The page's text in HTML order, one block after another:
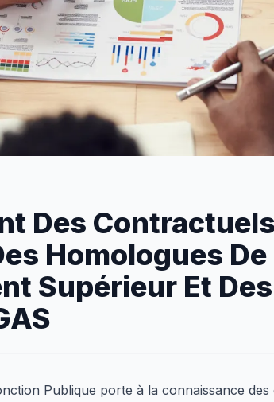
Des
Homologues De
Supérieur Et
Publique porte à la connaissance